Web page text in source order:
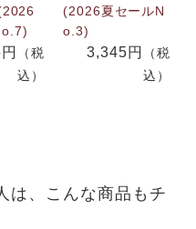
（税
込）
(2026夏セールN
o.3)
3,345円
（税
込）
は、こんな商品もチ